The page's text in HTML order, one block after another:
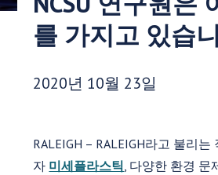
를 가지고 있습
게시 날짜:
2020년 10월 23일
RALEIGH – RALEIGH라고 불리
자 미세플라스틱 , 다양한 환경